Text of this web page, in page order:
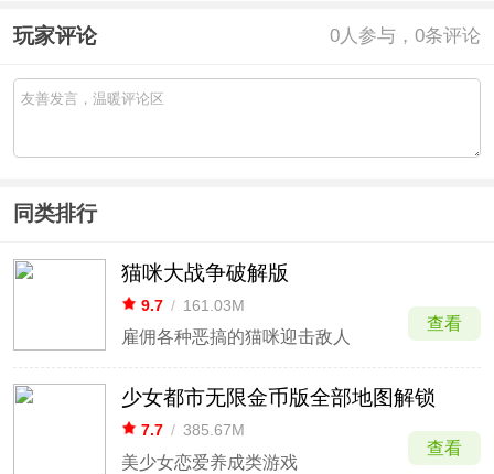
玩家评论 0人参与，0条评论
同类排行
猫咪大战争破解版
9.7 / 161.03M
雇佣各种恶搞的猫咪迎击敌人
查看
少女都市无限金币版全部地图解锁
7.7 / 385.67M
美少女恋爱养成类游戏
查看